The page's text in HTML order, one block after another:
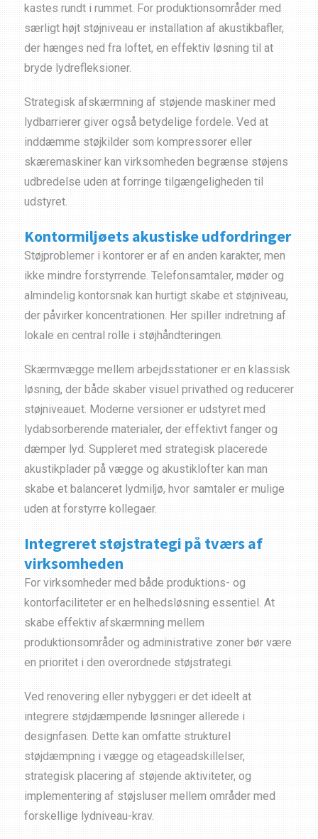
kastes rundt i rummet. For produktionsområder med
særligt højt støjniveau er installation af akustikbafler,
der hænges ned fra loftet, en effektiv løsning til at
bryde lydrefleksioner.
Strategisk afskærmning af støjende maskiner med
lydbarrierer giver også betydelige fordele. Ved at
inddæmme støjkilder som kompressorer eller
skæremaskiner kan virksomheden begrænse støjens
udbredelse uden at forringe tilgængeligheden til
udstyret.
Kontormiljøets akustiske udfordringer
Støjproblemer i kontorer er af en anden karakter, men
ikke mindre forstyrrende. Telefonsamtaler, møder og
almindelig kontorsnak kan hurtigt skabe et støjniveau,
der påvirker koncentrationen. Her spiller indretning af
lokale en central rolle i støjhåndteringen.
Skærmvægge mellem arbejdsstationer er en klassisk
løsning, der både skaber visuel privathed og reducerer
støjniveauet. Moderne versioner er udstyret med
lydabsorberende materialer, der effektivt fanger og
dæmper lyd. Suppleret med strategisk placerede
akustikplader på vægge og akustiklofter kan man
skabe et balanceret lydmiljø, hvor samtaler er mulige
uden at forstyrre kollegaer.
Integreret støjstrategi på tværs af
virksomheden
For virksomheder med både produktions- og
kontorfaciliteter er en helhedsløsning essentiel. At
skabe effektiv afskærmning mellem
produktionsområder og administrative zoner bør være
en prioritet i den overordnede støjstrategi.
Ved renovering eller nybyggeri er det ideelt at
integrere støjdæmpende løsninger allerede i
designfasen. Dette kan omfatte strukturel
støjdæmpning i vægge og etageadskillelser,
strategisk placering af støjende aktiviteter, og
implementering af støjsluser mellem områder med
forskellige lydniveau-krav.